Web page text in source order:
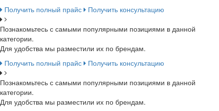
Получить полный прайс
Получить консультацию
Познакомьтесь с самыми популярными позициями в данной
категории.
Для удобства мы разместили их по брендам.
Получить полный прайс
Получить консультацию
Познакомьтесь с самыми популярными позициями в данной
категории.
Для удобства мы разместили их по брендам.